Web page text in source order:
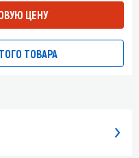
ЦЕНУ
ТОВАРА